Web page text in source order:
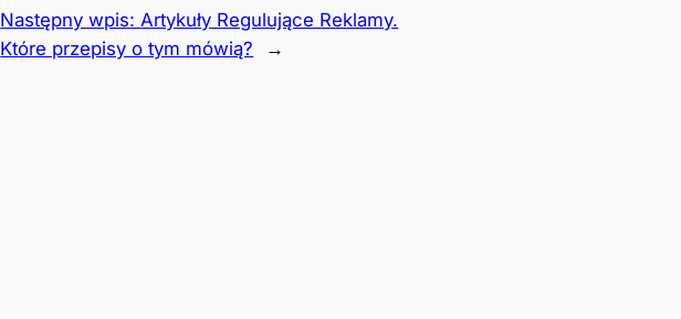
Następny wpis: Artykuły Regulujące Reklamy.
Które przepisy o tym mówią?
→